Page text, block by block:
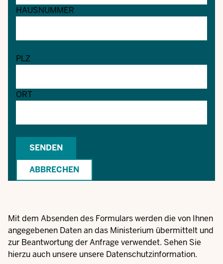
HAUSNUMMER
PLZ
ORT
Mit dem Absenden des Formulars werden die von Ihnen
angegebenen Daten an das Ministerium übermittelt und
zur Beantwortung der Anfrage verwendet. Sehen Sie
hierzu auch unsere unsere Datenschutzinformation.